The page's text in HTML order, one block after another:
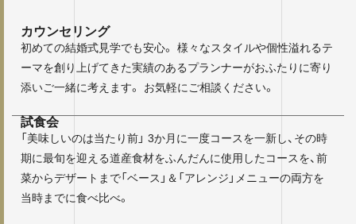
カウンセリング
初めての結婚式見学でも安心。 様々なスタイルや個性溢れるテ
ーマを創り上げてきた実績のあるプランナーがおふたりに寄り
添いご一緒に考えます。 お気軽にご相談ください。
試食会
「美味しいのは当たり前」 3か月に一度コースを一新し、その時
期に最旬を迎える道産食材をふんだんに使用したコースを、前
菜からデザートまで「ベース」＆「アレンジ」メニューの両方を
当時までに食べ比べ。